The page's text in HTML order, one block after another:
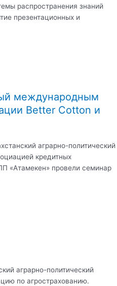
распространения знаний
презентационных и
международным
Better Cotton и
аграрно-политический
кредитных
«Атамекен» провели семинар
аграрно-политический
по агрострахованию.